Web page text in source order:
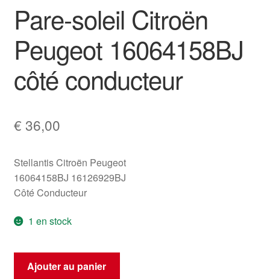
Pare-soleil Citroën
Peugeot 16064158BJ
côté conducteur
€ 36,00
Stellantis Citroën Peugeot
16064158BJ 16126929BJ
Côté Conducteur
1 en stock
quantité
Ajouter au panier